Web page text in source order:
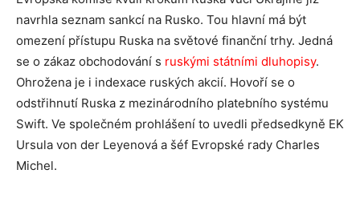
navrhla seznam sankcí na Rusko. Tou hlavní má být
omezení přístupu Ruska na světové finanční trhy. Jedná
se o zákaz obchodování s ruskými státními dluhopisy.
Ohrožena je i indexace ruských akcií. Hovoří se o
odstřihnutí Ruska z mezinárodního platebního systému
Swift. Ve společném prohlášení to uvedli předsedkyně EK
Ursula von der Leyenová a šéf Evropské rady Charles
Michel.